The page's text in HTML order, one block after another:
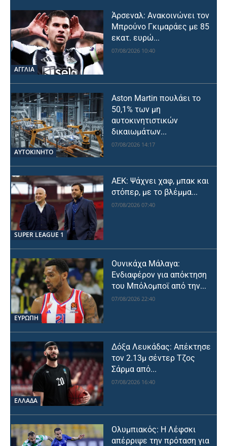
ΑΓΓΛΙΑ
Άρσεναλ: Ανακοινώνει τον
Μπρούνο Γκιμαράες με 85
εκατ. ευρώ...
07/08/2026 10:40
ΑΥΤΟΚΙΝΗΤΟ
Aston Martin πουλάει το
50,1% των μη
αυτοκινητιστικών
δικαιωμάτων...
07/08/2026 14:17
SUPER LEAGUE 1
ΑΕΚ: Ψάχνει χαφ, μπακ και
στόπερ, με το βλέμμα...
07/08/2026 07:40
ΕΥΡΩΠΗ
Ουνικάχα Μάλαγα:
Ενδιαφέρον για απόκτηση
του Μπόλομποϊ από την...
07/08/2026 22:40
ΕΛΛΑΔΑ
Δόξα Λευκάδας: Απέκτησε
τον 2.13μ σέντερ Τζος
Σάρμα από...
07/08/2026 16:40
Ολυμπιακός: Η Λέφσκι
απέρριψε την πρόταση για